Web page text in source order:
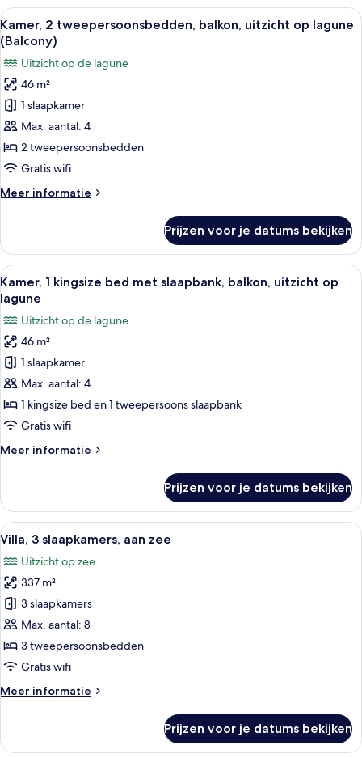
tweepersoonsbedden,
balkon,
uitzicht
op
tuin
(Balcony)
Alle
foto's
voor
Kamer,
2
tweepersoonsbedden,
balkon,
uitzicht
op
(Balcony)
Een moderne hotelkamer met twee
6
Kamer, 2 tweepersoonsbedden, balkon, uitzicht op lagune
(Balcony)
Uitzicht op de lagune
46 m²
1 slaapkamer
Max. aantal: 4
2 tweepersoonsbedden
Gratis wifi
Meer informatie
Meer
2
tweepersoonsbedden,
balkon,
uitzicht
op
lagune
(Balcony)
Prijzen voor je datums bekijken
Alle
foto's
voor
Kamer,
1
kingsize
bed
met
slaapbank,
uitzicht
laden
Een moderne hotelkamer met een
6
Kamer, 1 kingsize bed met slaapbank, balkon, uitzicht op
lagune
Uitzicht op de lagune
46 m²
1 slaapkamer
Max. aantal: 4
1 kingsize bed en 1 tweepersoons slaapbank
Gratis wifi
Meer informatie
Meer
1
kingsize
bed
slaapbank,
balkon,
uitzicht
op
lagune
Prijzen voor je datums bekijken
Alle
foto's
voor
Villa,
3
slaapkamers,
aan
zee
Een modern huis met een
12
Villa, 3 slaapkamers, aan zee
Uitzicht op zee
337 m²
3 slaapkamers
Max. aantal: 8
3 tweepersoonsbedden
Gratis wifi
Meer informatie
Meer
3
Prijzen voor je datums bekijken